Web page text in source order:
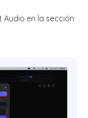
Audio en la sección